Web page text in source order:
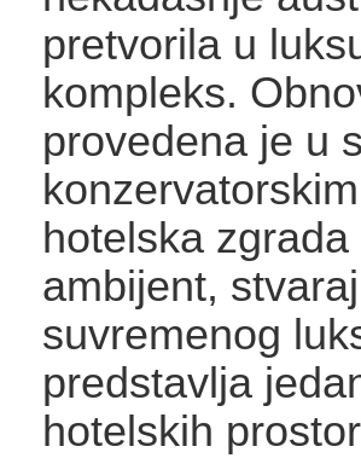
pretvorila u
kompleks.
provedena je u
hotelska
ambijent,
suvremenog
predstavlja
hotelskih